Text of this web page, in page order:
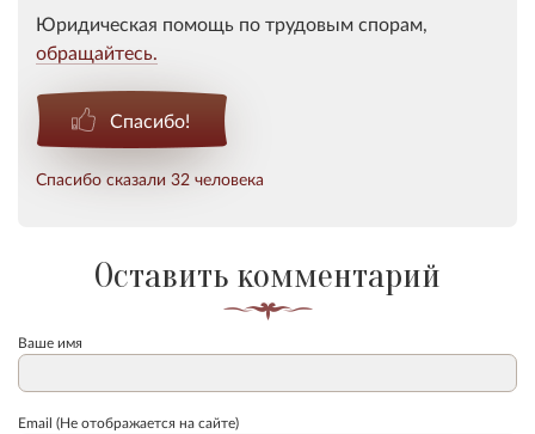
Юридическая помощь по трудовым спорам,
обращайтесь.
Спасибо!
Спасибо сказали 32 человека
Оставить комментарий
Ваше имя
Email (Не отображается на сайте)